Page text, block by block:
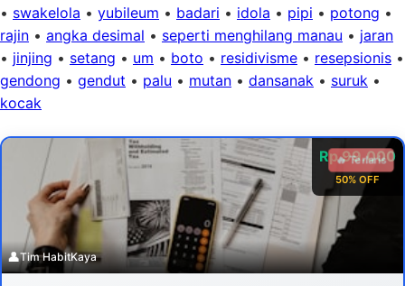
• swakelola • yubileum • badari • idola • pipi • potong •
rajin • angka desimal • seperti menghilang manau • jaran
• jinjing • setang • um • boto • residivisme • resepsionis •
gendong • gendut • palu • mutan • dansanak • suruk •
kocak
Rp 99.000
50% OFF
🔥 Terlaris
👤Tim HabitKaya